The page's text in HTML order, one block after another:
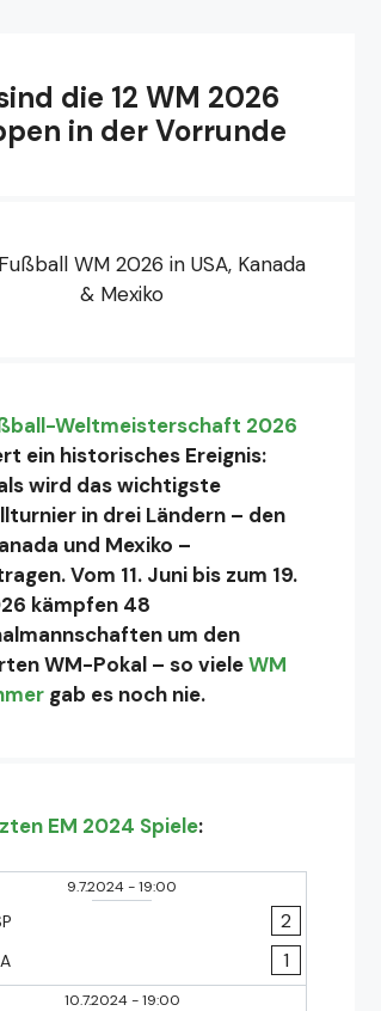
die 12 WM 2026
in der Vorrunde
Weltmeisterschaft 2026
ein historisches Ereignis:
wird das wichtigste
in drei Ländern – den
und Mexiko –
Vom 11. Juni bis zum 19.
kämpfen 48
um den
WM-Pokal – so vieleWM
gab es noch nie.
EM 2024 Spiele:
9.7.2024-19:00
2
1
10.7.2024-19:00